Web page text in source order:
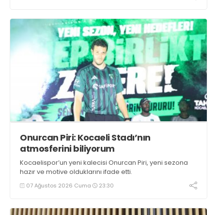
Onurcan Piri: Kocaeli Stadı’nın
atmosferini biliyorum
Kocaelispor’un yeni kalecisi Onurcan Piri, yeni sezona
hazır ve motive olduklarını ifade etti.
07 Ağustos 2026 Cuma 23:30